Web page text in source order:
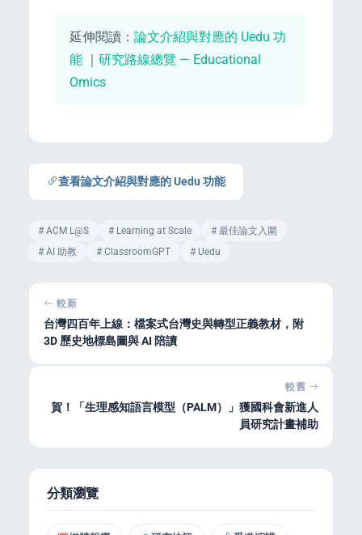
延伸閱讀： 論文介紹與對應的 Uedu 功
能
研究路線總覽 — Educational
Omics
查看論文介紹與對應的 Uedu 功能
# ACM L@S # Learning at Scale
# 最佳論文入圍
# AI 助教
# ClassroomGPT # Uedu
較新
台灣四百年上線：檔案式台灣史與轉型正義教材，附
3D 歷史地標島圖與 AI 陪讀
較舊
賀！「生理感知語言模型（PALM）」獲國科會新進人
員研究計畫補助
分類瀏覽